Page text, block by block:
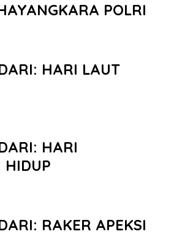
POLRI
HARI LAUT
HARI
HIDUP
RAKER APEKSI